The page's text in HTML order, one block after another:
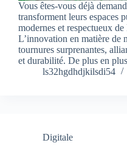
Vous êtes-vous déjà
transforment leurs espaces
modernes et respectueux
L’innovation en matière de
tournures surprenantes,
et durabilité. De plus en
ls32hgdhdjkilsdi54
Digitale